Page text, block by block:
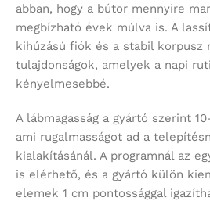
abban, hogy a bútor mennyire
megbízható évek múlva is. A
kihúzású fiók és a stabil korpusz
tulajdonságok, amelyek a napi
kényelmesebbé.
A lábmagasság a gyártó szerint
ami rugalmasságot ad a
kialakításánál. A programnál az
is elérhető, és a gyártó külön
elemek 1 cm pontossággal